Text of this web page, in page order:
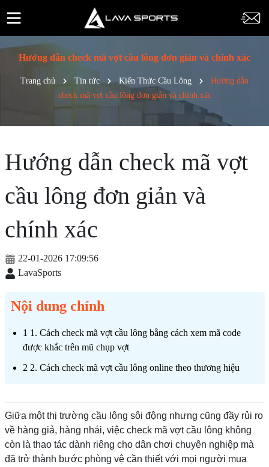
Hướng dẫn check mã vợt cầu lông đơn giản và chính xác
Trang chủ Tin tức Kiến Thức Cầu Lông
Hướng dẫn
check mã vợt cầu lông đơn giản và chính xác
Hướng dẫn check mã vợt
cầu lông đơn giản và
chính xác
22-01-2026 17:09:56
LavaSports
Nội dung chính
1. Cách check mã vợt cầu lông bằng cách xem mã code
được khắc trên mũ chụp vợt
2. Cách check mã vợt cầu lông online theo thương hiệu
2.3. Check mã vợt cầu lông Victor
Giữa một thị trường cầu lông sôi động nhưng cũng đầy rủi ro
về hàng giả, hàng nhái, việc check mã vợt cầu lông không
còn là thao tác dành riêng cho dân chơi chuyên nghiệp mà
đã trở thành bước phòng vệ cần thiết với mọi người mua